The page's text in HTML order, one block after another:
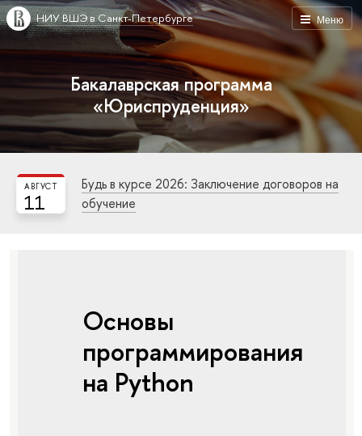
Меню
НИУ ВШЭ в Санкт-Петербурге
Бакалаврская программа
«Юриспруденция»
11
АВГУСТ
Будь в курсе 2026: Заключение договоров на
обучение
Основы
программирования
на Python